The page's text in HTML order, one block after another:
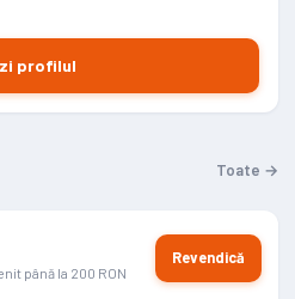
profilul
Toate →
până la 200 RON
Revendică